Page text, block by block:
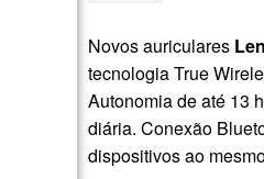
Novos auriculares
tecnologia True
Autonomia de até 13
diária. Conexão
dispositivos ao